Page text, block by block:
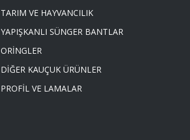
TARIM VE HAYVANCILIK
YAPIŞKANLI SÜNGER BANTLAR
ORİNGLER
DİĞER KAUÇUK ÜRÜNLER
PROFİL VE LAMALAR